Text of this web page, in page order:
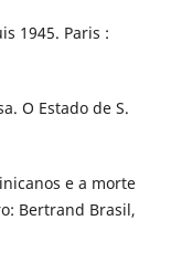
1945. Paris :
O Estado de S.
e a morte
Bertrand Brasil,